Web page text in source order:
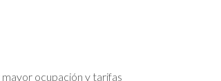
ocupación y tarifas